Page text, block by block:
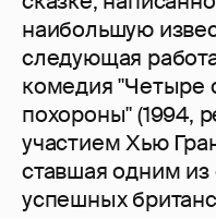
наибольшую
следующая
комедия "Четыре
похороны" (1994,
участием Хью
ставшая одним
успешных